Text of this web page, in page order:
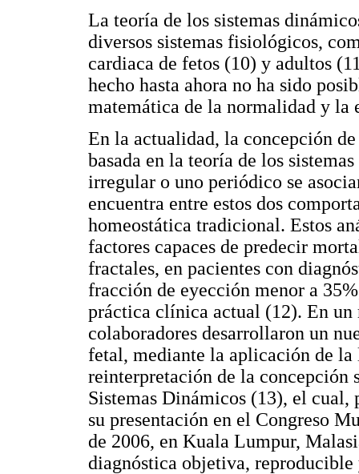
La teoría de los sistemas
diversos sistemas fisiológicos,
cardiaca de fetos (10) y adultos
hecho hasta ahora no ha sido
matemática de la normalidad y
En la actualidad, la concepción
basada en la teoría de los
irregular o uno periódico se
encuentra entre estos dos
homeostática tradicional. Estos
factores capaces de predecir
fractales, en pacientes con
fracción de eyección menor a
práctica clínica actual (12). En
colaboradores desarrollaron un
fetal, mediante la aplicación de
reinterpretación de la concepción
Sistemas Dinámicos (13), el
su presentación en el Congreso
de 2006, en Kuala Lumpur,
diagnóstica objetiva,